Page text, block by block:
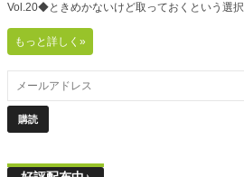
Vol.20◆ときめかないけど取っておくという選択
もっと詳しく»